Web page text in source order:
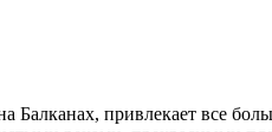
Балканах, привлекает все